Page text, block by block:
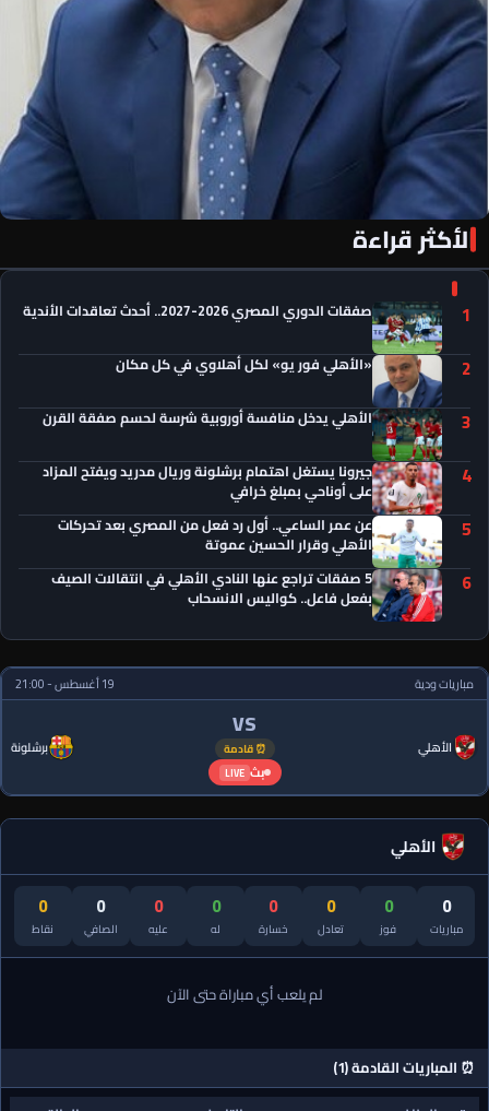
«الأهلي فور يو» لكل أهلاوي في كل مكان
الأكثر قراءة
1 صفقات الدوري المصري 2026-2027.. أحدث تعاقدات الأندية
2 «الأهلي فور يو» لكل أهلاوي في كل مكان
3 الأهلي يدخل منافسة أوروبية شرسة لحسم صفقة القرن
4 جيرونا يستغل اهتمام برشلونة وريال مدريد ويفتح المزاد
على أوناحي بمبلغ خرافي
5 عن عمر الساعي.. أول رد فعل من المصري بعد تحركات
الأهلي وقرار الحسين عموتة
6 5 صفقات تراجع عنها النادي الأهلي في انتقالات الصيف
بفعل فاعل.. كواليس الانسحاب
مباريات ودية 19 أغسطس - 21:00
الأهلي
VS
⏰ قادمة
بث LIVE
برشلونة
الأهلي
0
مباريات
0
فوز
0
تعادل
0
خسارة
0
له
0
عليه
0
الصافي
0
نقاط
لم يلعب أي مباراة حتى الآن
⏰ المباريات القادمة (1)